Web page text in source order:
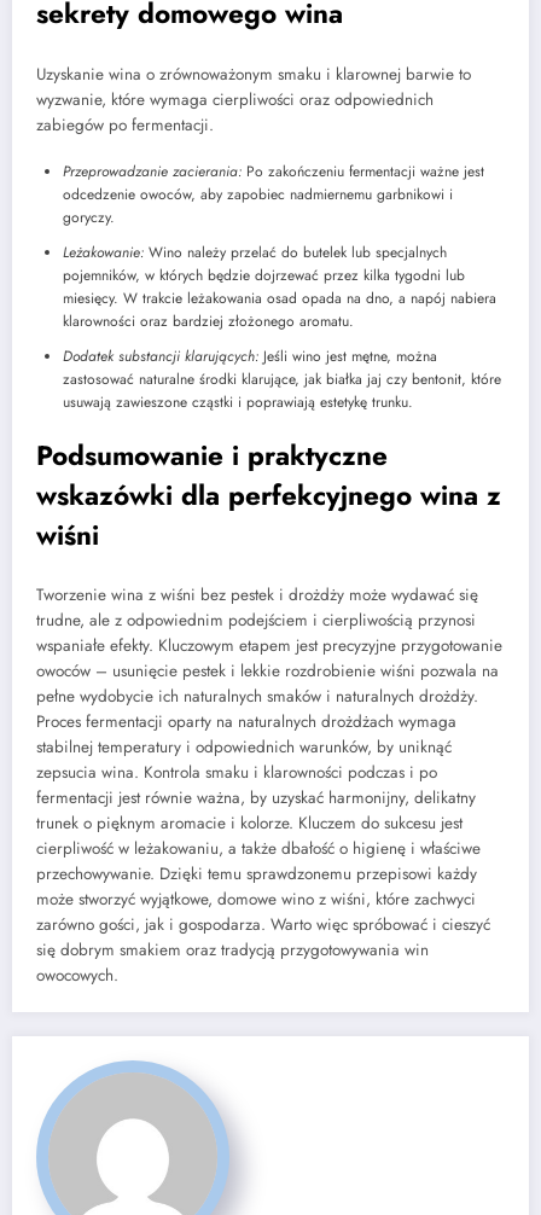
sekrety domowego wina
Uzyskanie wina o zrównoważonym smaku i klarownej barwie to
wyzwanie, które wymaga cierpliwości oraz odpowiednich
zabiegów po fermentacji.
Przeprowadzanie zacierania: Po zakończeniu fermentacji ważne jest
odcedzenie owoców, aby zapobiec nadmiernemu garbnikowi i
goryczy.
Leżakowanie: Wino należy przelać do butelek lub specjalnych
pojemników, w których będzie dojrzewać przez kilka tygodni lub
miesięcy. W trakcie leżakowania osad opada na dno, a napój nabiera
klarowności oraz bardziej złożonego aromatu.
Dodatek substancji klarujących: Jeśli wino jest mętne, można
zastosować naturalne środki klarujące, jak białka jaj czy bentonit, które
usuwają zawieszone cząstki i poprawiają estetykę trunku.
Podsumowanie i praktyczne
wskazówki dla perfekcyjnego wina z
wiśni
Tworzenie wina z wiśni bez pestek i drożdży może wydawać się
trudne, ale z odpowiednim podejściem i cierpliwością przynosi
wspaniałe efekty. Kluczowym etapem jest precyzyjne przygotowanie
owoców – usunięcie pestek i lekkie rozdrobienie wiśni pozwala na
pełne wydobycie ich naturalnych smaków i naturalnych drożdży.
Proces fermentacji oparty na naturalnych drożdżach wymaga
stabilnej temperatury i odpowiednich warunków, by uniknąć
zepsucia wina. Kontrola smaku i klarowności podczas i po
fermentacji jest równie ważna, by uzyskać harmonijny, delikatny
trunek o pięknym aromacie i kolorze. Kluczem do sukcesu jest
cierpliwość w leżakowaniu, a także dbałość o higienę i właściwe
przechowywanie. Dzięki temu sprawdzonemu przepisowi każdy
może stworzyć wyjątkowe, domowe wino z wiśni, które zachwyci
zarówno gości, jak i gospodarza. Warto więc spróbować i cieszyć
się dobrym smakiem oraz tradycją przygotowywania win
owocowych.